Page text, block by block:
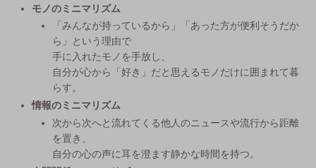
モノのミニマリズム
「みんなが持っているから」「あった方が便利そうだか
ら」という理由で
手に入れたモノを手放し、
自分が心から「好き」だと思えるモノだけに囲まれて暮
らす。
情報のミニマリズム
次から次へと流れてくる他人のニュースや流行から距離
を置き、
自分の心の声に耳を澄ます静かな時間を持つ。